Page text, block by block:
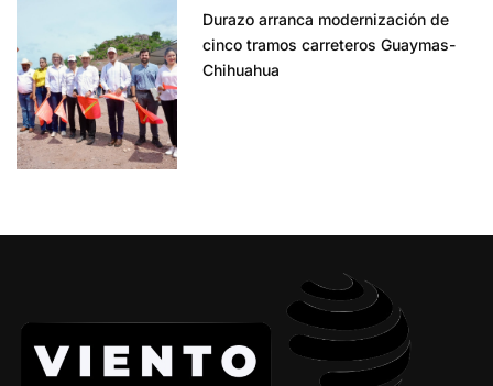
Durazo arranca modernización de
cinco tramos carreteros Guaymas-
Chihuahua